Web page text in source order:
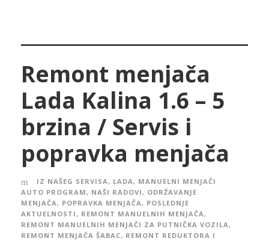
Remont menjača
Lada Kalina 1.6 – 5
brzina / Servis i
popravka menjača
IZ NAŠEG SERVISA, LADA, MANUELNI MENJAČI
AUTO PROGRAM, NAŠI RADOVI, ODRŽAVANJE
MENJAČA, POPRAVKA MENJAČA, POSLEDNJE
AKTUELNOSTI, REMONT MANUELNIH MENJAČA,
REMONT MANUELNIH MENJAČI ZA PUTNIČKA VOZILA,
REMONT MENJAČA ŠABAC, REMONT REDUKTORA I